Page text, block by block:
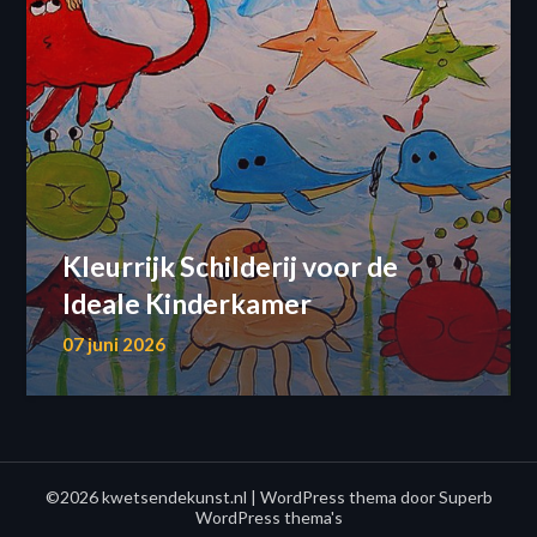
Kleurrijk Schilderij voor de
Ideale Kinderkamer
07 juni 2026
©2026 kwetsendekunst.nl | WordPress thema doorSuperb
WordPress thema's